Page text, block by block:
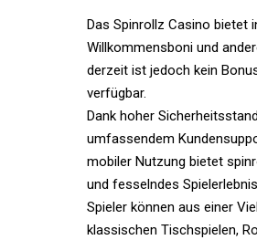
Das Spinrollz Casino bietet
Willkommensboni und
derzeit ist jedoch kein
verfügbar.
Dank hoher
umfassendem
mobiler Nutzung bietet
und fesselndes
Spieler können aus einer
klassischen Tischspielen,